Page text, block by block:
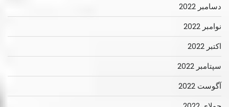
دسامبر 2022
نوامبر 2022
اکتبر 2022
سپتامبر 2022
آگوست 2022